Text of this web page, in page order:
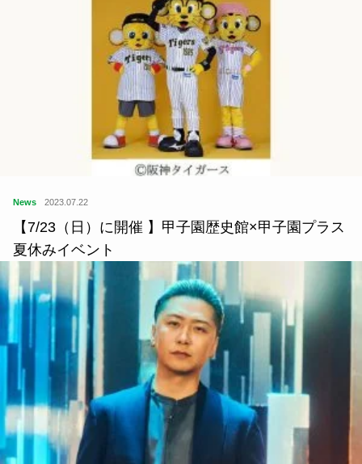
News 2023.07.22
【7/23（日）に開催 】甲子園歴史館×甲子園プラス
夏休みイベント